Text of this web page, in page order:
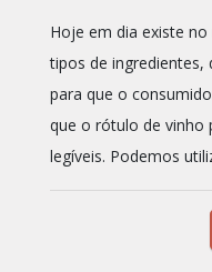
Hoje em dia existe
tipos de ingredientes,
para que o
que o rótulo de vinho
legíveis. Podemos